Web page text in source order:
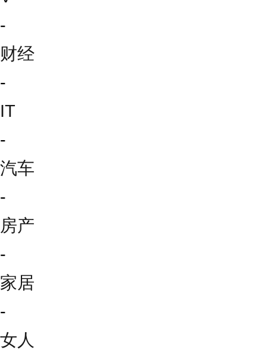
-
财经
-
IT
-
汽车
-
房产
-
家居
-
女人